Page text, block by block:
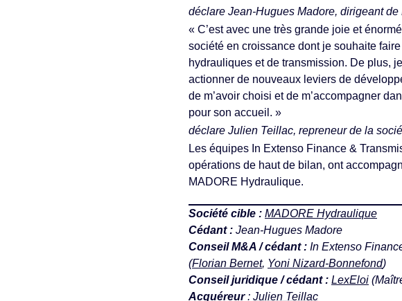
déclare Jean-Hugues Madore, dirigeant
« C’est avec une très grande joie et
société en croissance dont je souhaite
hydrauliques et de transmission. De plus,
actionner de nouveaux leviers de
de m’avoir choisi et de m’accompagner
pour son accueil. »
déclare Julien Teillac, repreneur de la
Les équipes In Extenso Finance &
opérations de haut de bilan, ont
MADORE Hydraulique.
Société cible : MADORE Hydraulique
Cédant : Jean-Hugues Madore
Conseil M&A / cédant: In Extenso
(Florian Bernet, Yoni Nizard-Bonnefond)
Conseil juridique / cédant : LexEloi
Acquéreur: Julien Teillac